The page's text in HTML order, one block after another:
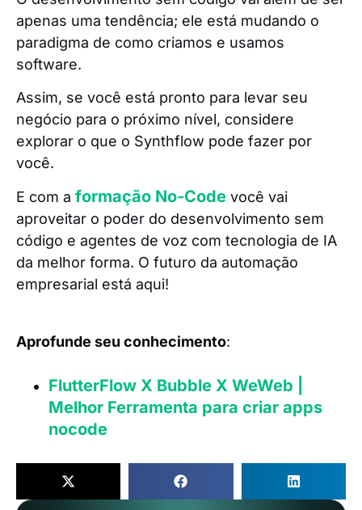
apenas uma tendência; ele está mudando o
paradigma de como criamos e usamos
software.
Assim, se você está pronto para levar seu
negócio para o próximo nível, considere
explorar o que o Synthflow pode fazer por
você.
E com a formação No-Code você vai
aproveitar o poder do desenvolvimento sem
código e agentes de voz com tecnologia de IA
da melhor forma. O futuro da automação
empresarial está aqui!
Aprofunde seu conhecimento:
FlutterFlow X Bubble X WeWeb |
Melhor Ferramenta para criar apps
nocode